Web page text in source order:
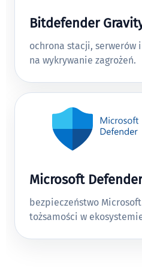
Bitdefender
ochrona stacji, serwerów
na wykrywanie zagrożeń.
Microsoft Defender
bezpieczeństwo
tożsamości w